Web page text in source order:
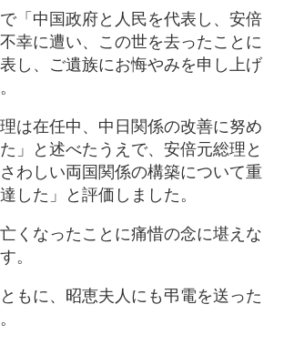
「中国政府と人民を代表し、安倍
幸に遭い、この世を去ったことに
し、ご遺族にお悔やみを申し上げ
は在任中、中日関係の改善に努め
」と述べたうえで、安倍元総理と
わしい両国関係の構築について重
した」と評価しました。
くなったことに痛惜の念に堪えな
。
もに、昭恵夫人にも弔電を送った